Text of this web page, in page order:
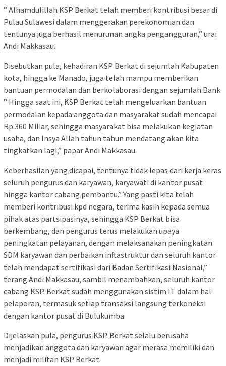
” Alhamdulillah KSP Berkat telah memberi kontribusi besar di
Pulau Sulawesi dalam menggerakan perekonomian dan
tentunya juga berhasil menurunan angka pengangguran,” urai
Andi Makkasau.
Disebutkan pula, kehadiran KSP Berkat di sejumlah Kabupaten
kota, hingga ke Manado, juga telah mampu memberikan
bantuan permodalan dan berkolaborasi dengan sejumlah Bank.
” Hingga saat ini, KSP Berkat telah mengeluarkan bantuan
permodalan kepada anggota dan masyarakat sudah mencapai
Rp.360 Miliar, sehingga masyarakat bisa melakukan kegiatan
usaha, dan Insya Allah tahun tahun mendatang akan kita
tingkatkan lagi,” papar Andi Makkasau.
Keberhasilan yang dicapai, tentunya tidak lepas dari kerja keras
seluruh pengurus dan karyawan, karyawati di kantor pusat
hingga kantor cabang pembantu.” Yang pasti kita telah
memberi kontribusi kpd negara, terima kasih kepada semua
pihak atas partsipasinya, sehingga KSP Berkat bisa
berkembang, dan pengurus terus melakukan upaya
peningkatan pelayanan, dengan melaksanakan peningkatan
SDM karyawan dan perbaikan inftastruktur dan seluruh kantor
telah mendapat sertifikasi dari Badan Sertifikasi Nasional,”
terang Andi Makkasau, sambil menambahkan, seluruh kantor
cabang KSP. Berkat sudah menggunakan sistim IT dalam hal
pelaporan, termasuk setiap transaksi langsung terkoneksi
dengan kantor pusat di Bulukumba.
Dijelaskan pula, pengurus KSP. Berkat selalu berusaha
menjadikan anggota dan karyawan agar merasa memiliki dan
menjadi militan KSP Berkat.